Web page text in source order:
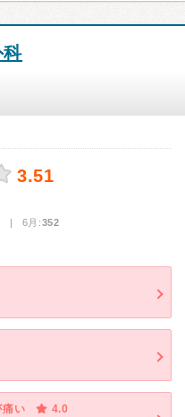
科
3.51
| 6月:352
痛い
4.0